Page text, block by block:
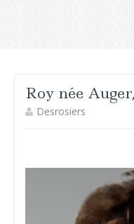
Roy née
Desrosiers